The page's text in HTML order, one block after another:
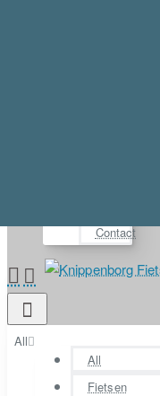
Contact
All
All
Fietsen